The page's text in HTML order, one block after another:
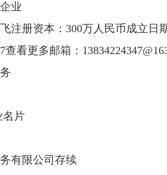
业
注册资本：300万人民币成立日
查看更多邮箱：
名片
有限公司存续